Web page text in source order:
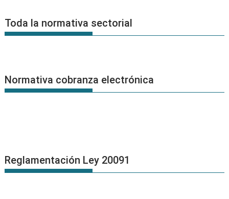
Noticias
Toda la normativa sectorial
Normativa cobranza electrónica
Reglamentación Ley 20091